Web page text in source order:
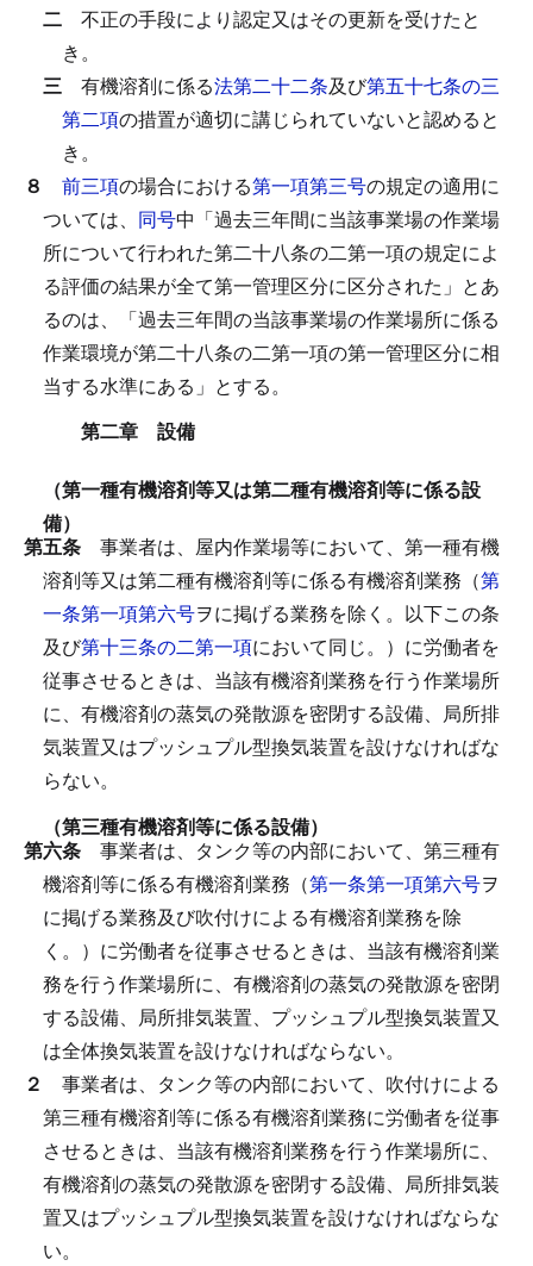
二
不正の手段により認定又はその更新を受けたと
き。
三
有機溶剤に係る法第二十二条及び第五十七条の三
第二項の措置が適切に講じられていないと認めると
き。
８
前三項の場合における第一項第三号の規定の適用に
ついては、 同号中「過去三年間に当該事業場の作業場
所について行われた第二十八条の二第一項の規定によ
る評価の結果が全て第一管理区分に区分された」とあ
るのは、「過去三年間の当該事業場の作業場所に係る
作業環境が第二十八条の二第一項の第一管理区分に相
当する水準にある」とする。
第二章 設備
（第一種有機溶剤等又は第二種有機溶剤等に係る設
備）
第五条
事業者は、屋内作業場等において、第一種有機
溶剤等又は第二種有機溶剤等に係る有機溶剤業務（第
一条第一項第六号ヲに掲げる業務を除く。以下この条
及び第十三条の二第一項において同じ。）に労働者を
従事させるときは、当該有機溶剤業務を行う作業場所
に、有機溶剤の蒸気の発散源を密閉する設備、局所排
気装置又はプッシュプル型換気装置を設けなければな
らない。
（第三種有機溶剤等に係る設備）
第六条
事業者は、タンク等の内部において、第三種有
機溶剤等に係る有機溶剤業務（第一条第一項第六号ヲ
に掲げる業務及び吹付けによる有機溶剤業務を除
く。）に労働者を従事させるときは、当該有機溶剤業
務を行う作業場所に、有機溶剤の蒸気の発散源を密閉
する設備、局所排気装置、プッシュプル型換気装置又
は全体換気装置を設けなければならない。
２
事業者は、タンク等の内部において、吹付けによる
第三種有機溶剤等に係る有機溶剤業務に労働者を従事
させるときは、当該有機溶剤業務を行う作業場所に、
有機溶剤の蒸気の発散源を密閉する設備、局所排気装
置又はプッシュプル型換気装置を設けなければならな
い。